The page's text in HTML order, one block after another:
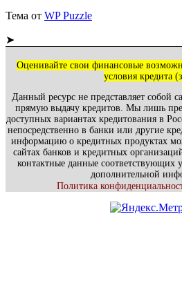
Тема от WP Puzzle
➤
Оценивайте свои финансовые
условия кредита
Данный ресурс не представляет собой
прямую выдачу кредитов. Мы лишь
доступных вариантах кредитования в
непосредственно в банки или другие
информацию о кредитных продуктах
сайтах банков и кредитных
контактные данные соответствующих
дополнительной
Политика